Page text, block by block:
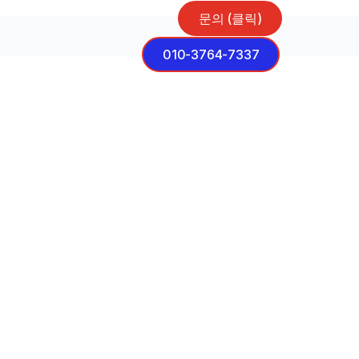
010-3764-7337
문의 (클릭)